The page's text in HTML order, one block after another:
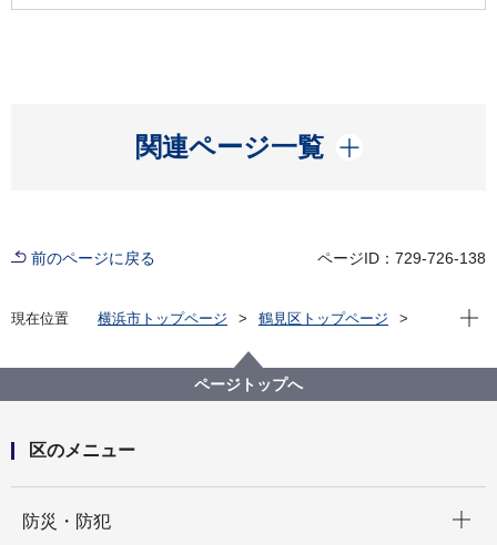
関連ページ一覧
開く
前のページに戻る ページID：729-726-138
現在位置 横浜市トップページ
鶴見区トップページ
つるみ区民活動センター
現在
ページトップへ
区のメニュー
防災・防犯